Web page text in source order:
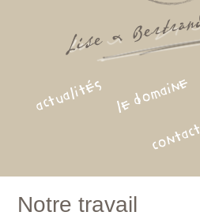
actualités le domaine
contact
Notre travail